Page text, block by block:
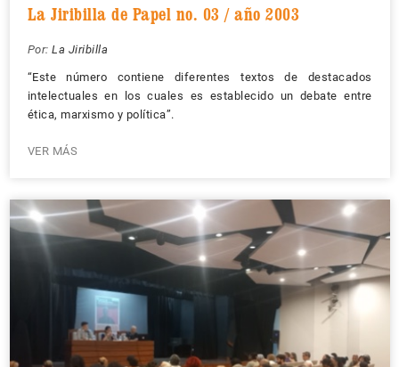
La Jiribilla de Papel no. 03 / año 2003
Por: La Jiribilla
“Este número contiene diferentes textos de destacados
intelectuales en los cuales es establecido un debate entre
ética, marxismo y política”.
VER MÁS